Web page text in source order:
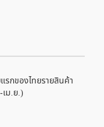
กของไทยรายสินค้า
ม.ย.)